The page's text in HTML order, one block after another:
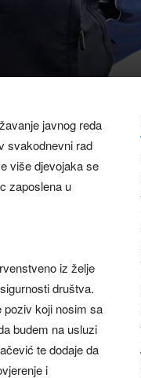
javnog reda
svakodnevni rad
više djevojaka se
zaposlena u
iz želje
društva.
poziv koji nosim sa
budem na usluzi
te dodaje da
i